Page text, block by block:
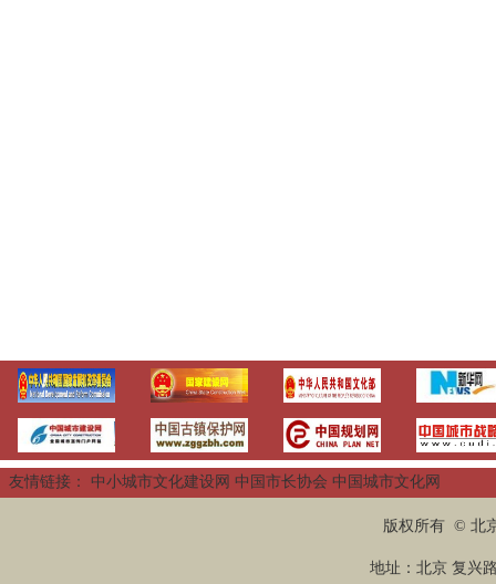
友情链接： 中小城市文化建设网 中国市长协会 中国城市文化网
版权所有 © 北
地址：北京 复兴